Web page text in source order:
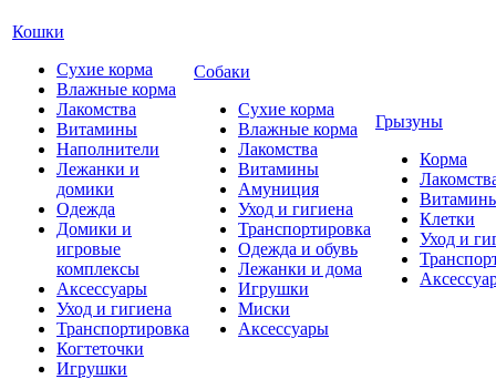
Кошки
Сухие корма
Влажные корма
Лакомства
Витамины
Наполнители
Лежанки и
домики
Одежда
Домики и
игровые
комплексы
Аксессуары
Уход и гигиена
Транспортировка
Когтеточки
Игрушки
Собаки
Сухие корма
Влажные корма
Лакомства
Витамины
Амуниция
Уход и гигиена
Транспортировка
Одежда и обувь
Лежанки и дома
Игрушки
Миски
Аксессуары
Грызуны
Корма
Клетки
Уход и